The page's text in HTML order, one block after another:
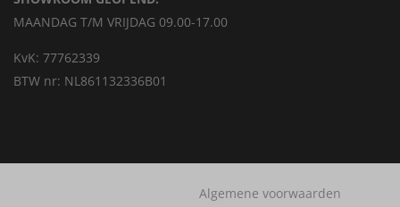
MAANDAG T/M VRIJDAG 09.00-17.00
KvK: 77762339
BTW nr: NL861132336B01
Algemene voorwaarden